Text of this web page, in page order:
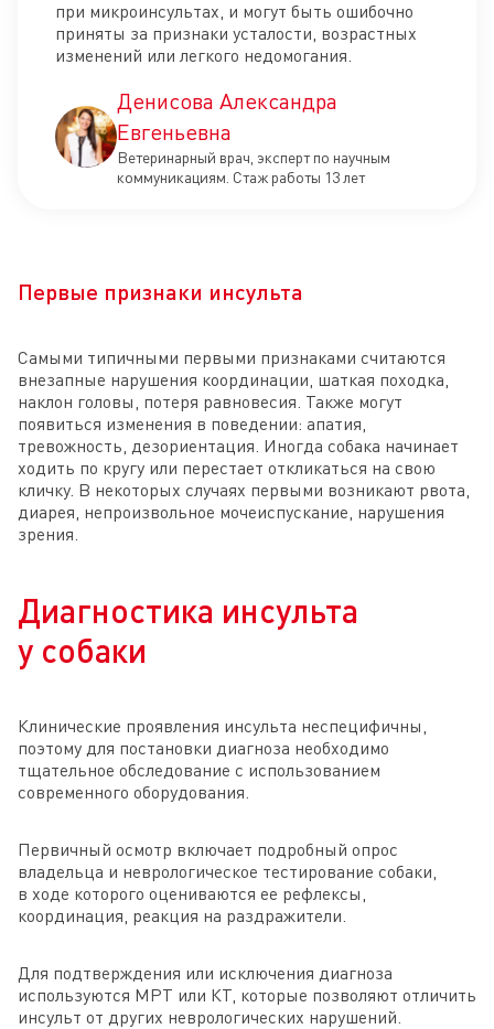
при микроинсультах, и могут быть ошибочно
приняты за признаки усталости, возрастных
изменений или легкого недомогания.
Денисова Александра
Евгеньевна
Ветеринарный врач, эксперт по научным
коммуникациям. Стаж работы 13 лет
Первые признаки инсульта
Самыми типичными первыми признаками считаются
внезапные нарушения координации, шаткая походка,
наклон головы, потеря равновесия. Также могут
появиться изменения в поведении: апатия,
тревожность, дезориентация. Иногда собака начинает
ходить по кругу или перестает откликаться на свою
кличку. В некоторых случаях первыми возникают рвота,
диарея, непроизвольное мочеиспускание, нарушения
зрения.
Диагностика инсульта
у собаки
Клинические проявления инсульта неспецифичны,
поэтому для постановки диагноза необходимо
тщательное обследование с использованием
современного оборудования.
Первичный осмотр включает подробный опрос
владельца и неврологическое тестирование собаки,
в ходе которого оцениваются ее рефлексы,
координация, реакция на раздражители.
Для подтверждения или исключения диагноза
используются МРТ или КТ, которые позволяют отличить
инсульт от других неврологических нарушений.